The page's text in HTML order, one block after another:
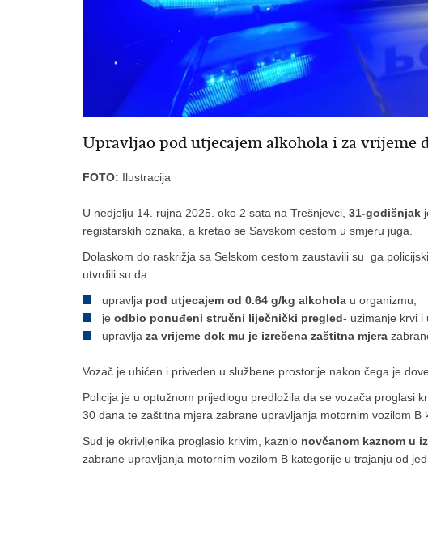
Upravljao pod utjecajem alkohola i za vrijeme
FOTO: Ilustracija
U nedjelju 14. rujna 2025. oko 2 sata na Trešnjevci, 31-godišnjak
registarskih oznaka, a kretao se Savskom cestom u smjeru juga.
Dolaskom do raskrižja sa Selskom cestom zaustavili su ga
utvrdili su da:
upravlja pod utjecajem od 0.64 g/kg alkohola u organizmu,
je odbio ponuđeni stručni liječnički pregled- uzimanje krvi i
upravlja za vrijeme dok mu je izrečena zaštitna mjera
Vozač je uhićen i priveden u službene prostorije nakon čega je
Policija je u optužnom prijedlogu predložila da se vozača proglasi
30 dana te zaštitna mjera zabrane upravljanja motornim vozilom B
Sud je okrivljenika proglasio krivim, kaznio novčanom kaznom u
zabrane upravljanja motornim vozilom B kategorije u trajanju od